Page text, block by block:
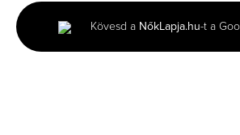
minute,
41
seconds
Kövesd a NőkLapja.hu-t a